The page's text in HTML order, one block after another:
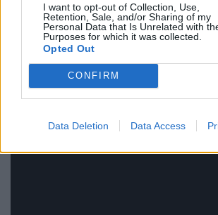
I want to opt-out of Collection, Use,
Retention, Sale, and/or Sharing of my
Personal Data that Is Unrelated with
Purposes for which it was collected.
Opted Out
CONFIRM
Data Deletion Data Access